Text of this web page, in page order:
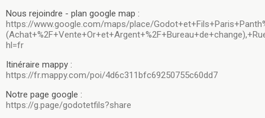
Nous rejoindre - plan google map :
https://www.google.com/maps/place/
hl=fr
Itinéraire mappy :
https://fr.mappy.com/poi/4d6c311bfc69250755c60dd7
Notre page google :
https://g.page/godotetfils?share